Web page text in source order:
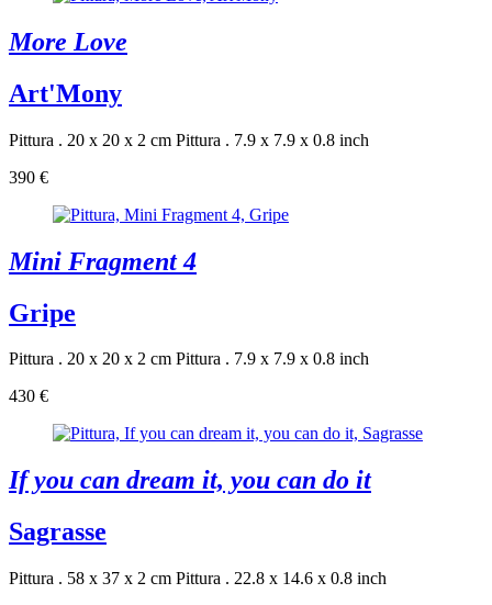
More Love
Art'Mony
Pittura . 20 x 20 x 2 cm Pittura . 7.9 x 7.9 x 0.8 inch
390 €
Mini Fragment 4
Gripe
Pittura . 20 x 20 x 2 cm Pittura . 7.9 x 7.9 x 0.8 inch
430 €
If you can dream it, you can do it
Sagrasse
Pittura . 58 x 37 x 2 cm Pittura . 22.8 x 14.6 x 0.8 inch